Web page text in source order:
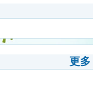
更多